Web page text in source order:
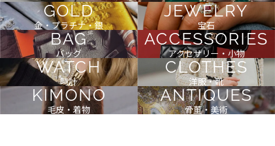
GOLD
金・プラチナ・銀
JEWELRY
宝石
BAG
バッグ
ACCESSORIES
アクセサリー・小物
WATCH
時計
CLOTHES
洋服・靴
KIMONO
毛皮・着物
ANTIQUES
骨董・美術